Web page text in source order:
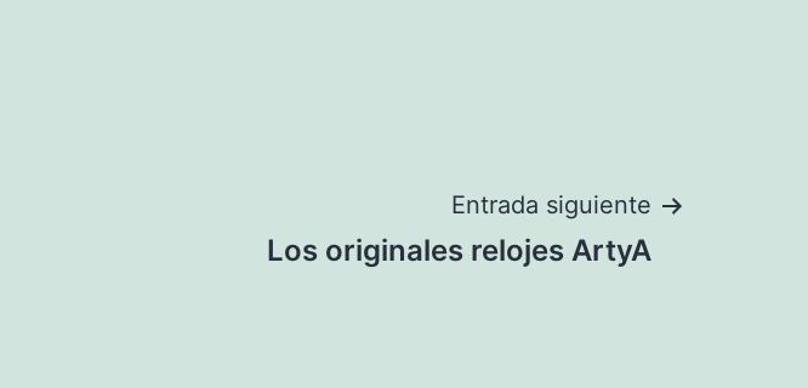
Entrada siguiente
Los originales relojes ArtyA